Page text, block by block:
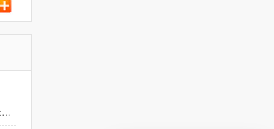
月圆人团圆，共赏中秋夜——恒峰生物致全体同仁及合作伙伴的中秋祝福